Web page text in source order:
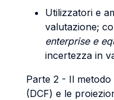
Utilizzatori e
valutazione;
enterprise e
incertezza in
Parte 2 - Il metodo
(DCF) e le